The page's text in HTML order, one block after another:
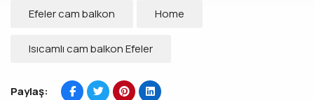
Efeler cam balkon Home
Isıcamlı cam balkon Efeler
Paylaş: